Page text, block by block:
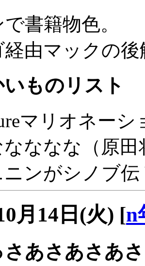
書籍物色。
経由マックの後
ものリスト
マリオネーシ
ななな（原田
ンがシノブ伝
月14日(火) [n
さあさあさあ